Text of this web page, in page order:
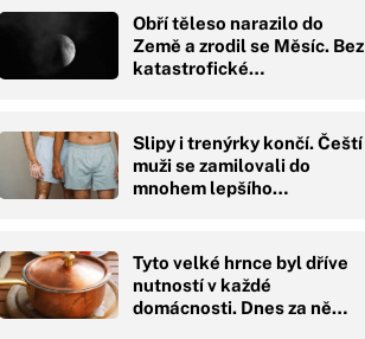
Obří těleso narazilo do
Země a zrodil se Měsíc. Bez
katastrofické…
Slipy i trenýrky končí. Čeští
muži se zamilovali do
mnohem lepšího…
Tyto velké hrnce byl dříve
nutností v každé
domácnosti. Dnes za ně…